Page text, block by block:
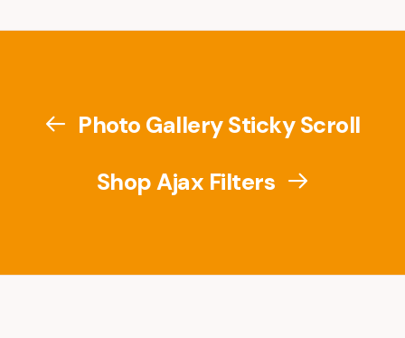
Photo Gallery Sticky Scroll
Shop Ajax Filters